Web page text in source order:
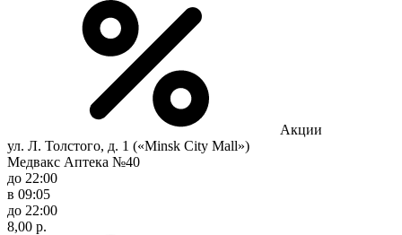
Акции
ул. Л. Толстого, д. 1 («Minsk City Mall»)
Медвакс Аптека №40
до 22:00
в 09:05
до 22:00
8,00 р.